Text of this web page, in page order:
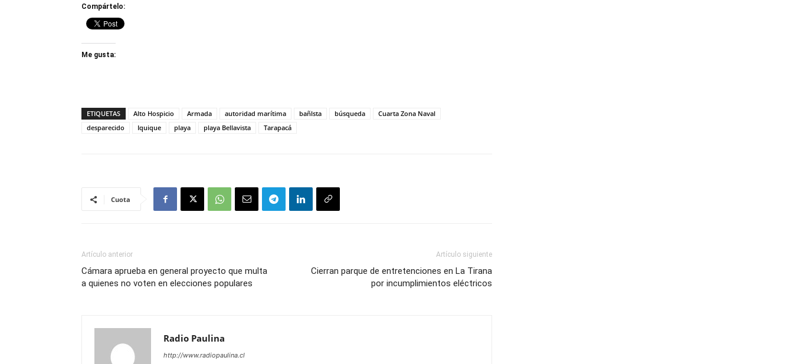
Compártelo:
Me gusta:
ETIQUETAS Alto Hospicio Armada autoridad marítima bañlsta búsqueda
Cuarta Zona Naval
desparecido
Iquique playa playa Bellavista Tarapacá
Cuota
Artículo anterior
Cámara aprueba en general proyecto que multa
a quienes no voten en elecciones populares
Artículo siguiente
Cierran parque de entretenciones en La Tirana
por incumplimientos eléctricos
Radio Paulina
http://www.radiopaulina.cl